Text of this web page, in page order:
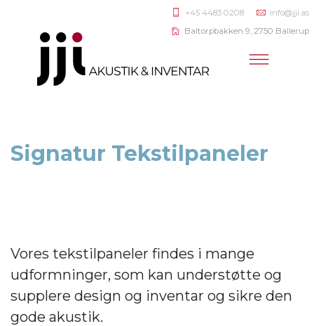
+45 4483 0208
info@jji.as
Baltorpbakken 9, 2750 Ballerup
Signatur Tekstilpaneler
Vores tekstilpaneler findes i mange
udformninger, som kan understøtte og
supplere design og inventar og sikre den
gode akustik.